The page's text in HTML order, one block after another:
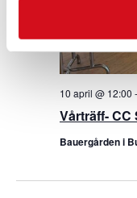
Vårträff- CC
10 april @ 12:00 -
Bauergården i